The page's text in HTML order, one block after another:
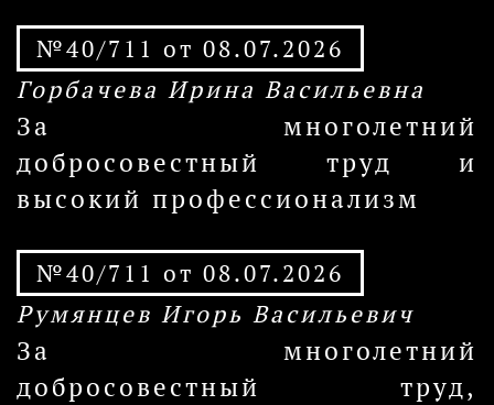
№40/711 от 08.07.2026
Горбачева Ирина Васильевна
За многолетний
добросовестный труд и
высокий профессионализм
№40/711 от 08.07.2026
Румянцев Игорь Васильевич
За многолетний
добросовестный труд,